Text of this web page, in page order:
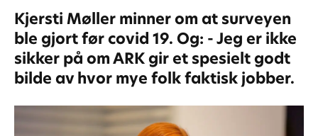
Kjersti Møller minner om at surveyen
ble gjort før covid 19. Og: - Jeg er ikke
sikker på om ARK gir et spesielt godt
bilde av hvor mye folk faktisk jobber.